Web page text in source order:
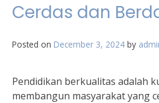
Cerdas dan
Posted on December 3, 2024 by
Pendidikan berkualitas adalah
membangun masyarakat yang